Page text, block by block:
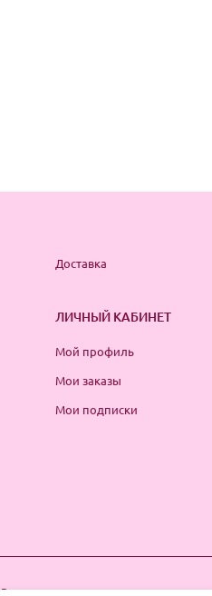
Доставка
ЛИЧНЫЙ КАБИНЕТ
Мой профиль
Мои заказы
Мои подписки
права защищены